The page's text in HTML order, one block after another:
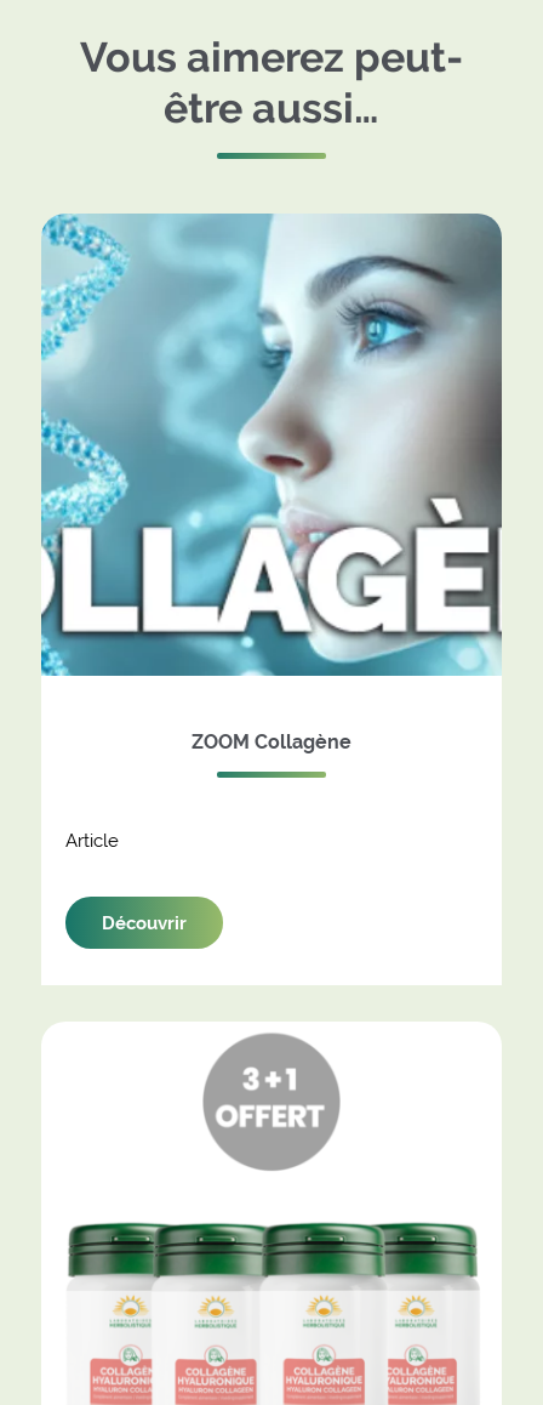
Vous aimerez peut-
être aussi…
ZOOM Collagène
Article
Découvrir